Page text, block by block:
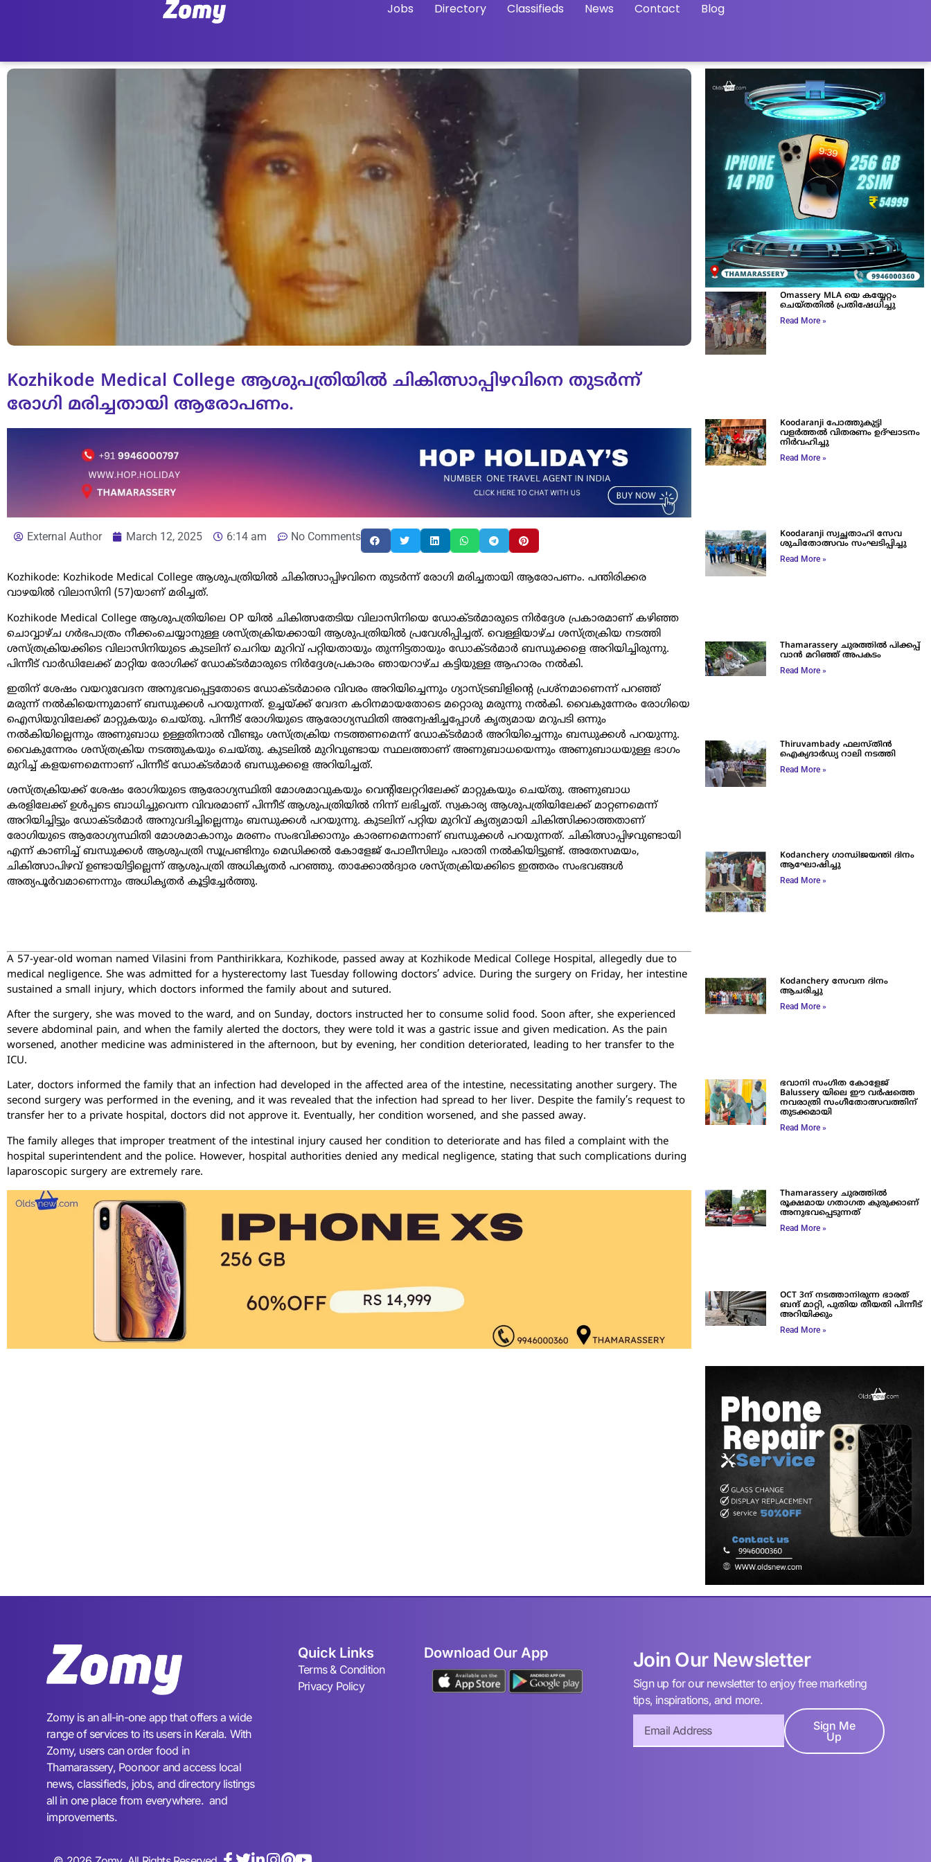
Jobs Directory Classifieds News Contact Blog
Kozhikode Medical College ആശുപത്രിയിൽ ചികിത്സാപ്പിഴവിനെ തുടർന്ന്
രോഗി മരിച്ചതായി ആരോപണം.
External Author March 12, 2025 6:14 am No Comments
Kozhikode: Kozhikode Medical College ആശുപത്രിയിൽ ചികിത്സാപ്പിഴവിനെ തുടർന്ന് രോഗി മരിച്ചതായി ആരോപണം. പന്തിരിക്കര
വാഴയിൽ വിലാസിനി (57)യാണ് മരിച്ചത്.
Kozhikode Medical College ആശുപത്രിയിലെ OP യിൽ ചികിത്സതേടിയ വിലാസിനിയെ ഡോക്ടർമാരുടെ നിർദ്ദേശ പ്രകാരമാണ് കഴിഞ്ഞ
ചൊവ്വാഴ്‌ച ഗർഭപാത്രം നീക്കംചെയ്യാനുള്ള ശസ്ത്രക്രിയക്കായി ആശുപത്രിയിൽ പ്രവേശിപ്പിച്ചത്. വെള്ളിയാഴ്ച ശസ്ത്രക്രിയ നടത്തി
ശസ്ത്രക്രിയക്കിടെ വിലാസിനിയുടെ കുടലിന് ചെറിയ മുറിവ് പറ്റിയതായും തുന്നിട്ടതായും ഡോക്‌ടർമാർ ബന്ധുക്കളെ അറിയിച്ചിരുന്നു.
പിന്നീട് വാർഡിലേക്ക് മാറ്റിയ രോഗിക്ക് ഡോക്ടർമാരുടെ നിർദ്ദേശപ്രകാരം ഞായറാഴ്ച‌ കട്ടിയുള്ള ആഹാരം നൽകി.
ഇതിന് ശേഷം വയറുവേദന അനുഭവപ്പെട്ടതോടെ ഡോക്ട‌ർമാരെ വിവരം അറിയിച്ചെന്നും ഗ്യാസ്ട്രബിളിന്റെ പ്രശ്നമാണെന്ന് പറഞ്ഞ്
മരുന്ന് നൽകിയെന്നുമാണ് ബന്ധുക്കൾ പറയുന്നത്. ഉച്ചയ്ക്ക് വേദന കഠിനമായതോടെ മറ്റൊരു മരുന്നു നൽകി. വൈകുന്നേരം രോഗിയെ
ഐസിയുവിലേക്ക് മാറ്റുകയും ചെയ്തു‌. പിന്നീട് രോഗിയുടെ ആരോഗ്യസ്ഥിതി അന്വേഷിച്ചപ്പോൾ കൃത്യമായ മറുപടി ഒന്നും
നൽകിയില്ലെന്നും അണുബാധ ഉള്ളതിനാൽ വീണ്ടും ശസ്ത്രക്രിയ നടത്തണമെന്ന് ഡോക്ടർമാർ അറിയിച്ചെന്നും ബന്ധുക്കൾ പറയുന്നു.
വൈകുന്നേരം ശസ്ത്രക്രിയ നടത്തുകയും ചെയ്തു. കുടലിൽ മുറിവുണ്ടായ സ്ഥലത്താണ് അണുബാധയെന്നും അണുബാധയുള്ള ഭാഗം
മുറിച്ച് കളയണമെന്നാണ് പിന്നീട് ഡോക്ടർമാർ ബന്ധുക്കളെ അറിയിച്ചത്.
ശസ്ത്രക്രിയക്ക് ശേഷം രോഗിയുടെ ആരോഗ്യസ്ഥിതി മോശമാവുകയും വെന്റിലേറ്ററിലേക്ക് മാറ്റുകയും ചെയ്തു. അണുബാധ
കരളിലേക്ക് ഉൾപ്പടെ ബാധിച്ചുവെന്ന വിവരമാണ് പിന്നീട് ആശുപത്രിയിൽ നിന്ന് ലഭിച്ചത്. സ്വകാര്യ ആശുപത്രിയിലേക്ക് മാറ്റണമെന്ന്
അറിയിച്ചിട്ടും ഡോക്ടർമാർ അനുവദിച്ചില്ലെന്നും ബന്ധുക്കൾ പറയുന്നു. കുടലിന് പറ്റിയ മുറിവ് കൃത്യമായി ചികിത്സിക്കാത്തതാണ്
രോഗിയുടെ ആരോഗ്യസ്ഥിതി മോശമാകാനും മരണം സംഭവിക്കാനും കാരണമെന്നാണ് ബന്ധുക്കൾ പറയുന്നത്. ചികിത്സാപ്പിഴവുണ്ടായി
എന്ന് കാണിച്ച് ബന്ധുക്കൾ ആശുപത്രി സൂപ്രണ്ടിനും മെഡിക്കൽ കോളേജ് പോലീസിലും പരാതി നൽകിയിട്ടുണ്ട്. അതേസമയം,
ചികിത്സാപിഴവ് ഉണ്ടായിട്ടില്ലെന്ന് ആശുപത്രി അധികൃതർ പറഞ്ഞു. താക്കോൽദ്വാര ശസ്ത്രക്രിയക്കിടെ ഇത്തരം സംഭവങ്ങൾ
അത്യപൂർവമാണെന്നും അധികൃതർ കൂട്ടിച്ചേർത്തു.
A 57-year-old woman named Vilasini from Panthirikkara, Kozhikode, passed away at Kozhikode Medical College Hospital, allegedly due to
medical negligence. She was admitted for a hysterectomy last Tuesday following doctors’ advice. During the surgery on Friday, her intestine
sustained a small injury, which doctors informed the family about and sutured.
After the surgery, she was moved to the ward, and on Sunday, doctors instructed her to consume solid food. Soon after, she experienced
severe abdominal pain, and when the family alerted the doctors, they were told it was a gastric issue and given medication. As the pain
worsened, another medicine was administered in the afternoon, but by evening, her condition deteriorated, leading to her transfer to the
ICU.
Later, doctors informed the family that an infection had developed in the affected area of the intestine, necessitating another surgery. The
second surgery was performed in the evening, and it was revealed that the infection had spread to her liver. Despite the family’s request to
transfer her to a private hospital, doctors did not approve it. Eventually, her condition worsened, and she passed away.
The family alleges that improper treatment of the intestinal injury caused her condition to deteriorate and has filed a complaint with the
hospital superintendent and the police. However, hospital authorities denied any medical negligence, stating that such complications during
laparoscopic surgery are extremely rare.
Omassery MLA യെ കയ്യേറ്റം
ചെയ്തതിൽ പ്രതിഷേധിച്ചു
Read More »
Koodaranji പോത്തുകുട്ടി
വളർത്തൽ വിതരണം ഉദ്ഘാടനം
നിർവഹിച്ചു
Read More »
Koodaranji സ്വച്ഛതാഹി സേവ
ശുചിതോത്സവം സംഘടിപ്പിച്ചു
Read More »
Thamarassery ചുരത്തിൽ പിക്കപ്പ്
വാൻ മറിഞ്ഞ് അപകടം
Read More »
Thiruvambady ഫലസ്തീൻ
ഐക്യദാർഡ്യ റാലി നടത്തി
Read More »
Kodanchery ഗാന്ധിജയന്തി ദിനം
ആഘോഷിച്ചു
Read More »
Kodanchery സേവന ദിനം
ആചരിച്ചു
Read More »
ഭവാനി സംഗീത കോളേജ്
Balussery യിലെ ഈ വർഷത്തെ
നവരാത്രി സംഗീതോത്സവത്തിന്
തുടക്കമായി
Read More »
Thamarassery ചുരത്തിൽ
രൂക്ഷമായ ഗതാഗത കുരുക്കാണ്
അനുഭവപ്പെടുന്നത്
Read More »
OCT 3ന് നടത്താനിരുന്ന ഭാരത്
ബന്ദ് മാറ്റി, പുതിയ തീയതി പിന്നീട്
അറിയിക്കും
Read More »
Zomy is an all-in-one app that offers a wide
range of services to its users in Kerala. With
Zomy, users can order food in
Thamarassery, Poonoor and access local
news, classifieds, jobs, and directory listings
all in one place from everywhere. and
improvements.
Quick Links
Terms & Condition
Privacy Policy
Download Our App Join Our Newsletter
Sign up for our newsletter to enjoy free marketing
tips, inspirations, and more.
Sign Me
Up